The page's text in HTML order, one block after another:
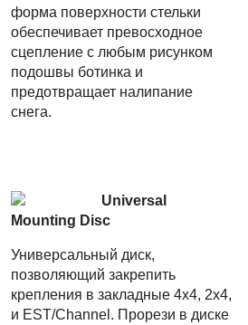
форма поверхности стельки
обеспечивает превосходное
сцепление с любым рисунком
подошвы ботинка и
предотвращает налипание
снега.
Universal
Mounting Disc
Универсальный диск,
позволяющий закрепить
крепления в закладные 4x4, 2x4,
и EST/Channel. Прорези в диске